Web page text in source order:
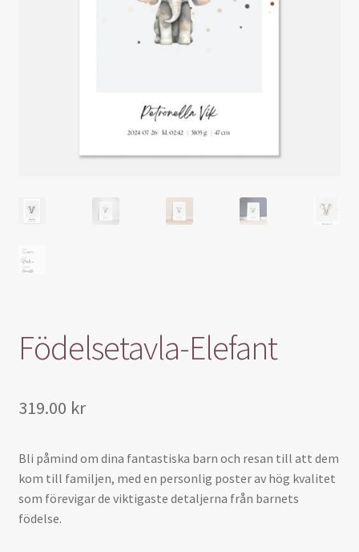
Födelsetavla-Elefant
319.00 kr
Bli påmind om dina fantastiska barn och resan till att dem
kom till familjen, med en personlig poster av hög kvalitet
som förevigar de viktigaste detaljerna från barnets
födelse.